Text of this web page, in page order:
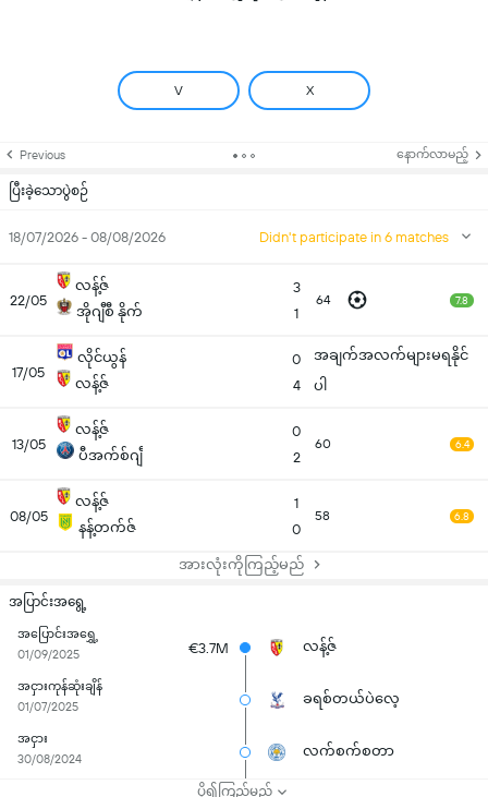
V X
Previous နောက်လာမည့်
ပြီးခဲ့သောပွဲစဉ်
18/07/2026 - 08/08/2026 Didn't participate in 6 matches
22/05
လန့်ဇ်
အိုဂျီစီ နိုက်
3
1
64 7.8
17/05
လိုင်ယွန်
လန့်ဇ်
0
4
အချက်အလက်များမရနိုင်
ပါ
13/05
လန့်ဇ်
ပီအက်စ်ဂျီ
0
2
60 6.4
08/05
လန့်ဇ်
နန့်တက်ဇ်
1
0
58 6.8
အားလုံးကိုကြည့်မည်
အပြာင်းအရွေ့
အပြောင်းအရွှေ့
01/09/2025
€3.7M လန့်ဇ်
အငှားကုန်ဆုံးချိန်
01/07/2025
ခရစ်တယ်ပဲလေ့
အငှား
30/08/2024
လက်စက်စတာ
ပို၍ကြည့်မည်